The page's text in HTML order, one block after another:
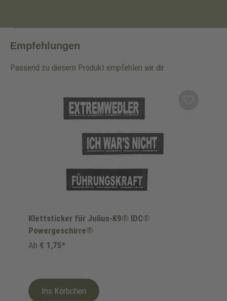
Empfehlungen
Passend zu diesem Produkt empfehlen wir dir
Klettsticker für Julius-K9® IDC®
Powergeschirre®
Ab € 1,75*
Ins Körbchen